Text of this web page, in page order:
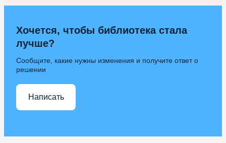
Хочется, чтобы библиотека стала
лучше?
Сообщите, какие нужны изменения и получите ответ о
решении
Написать